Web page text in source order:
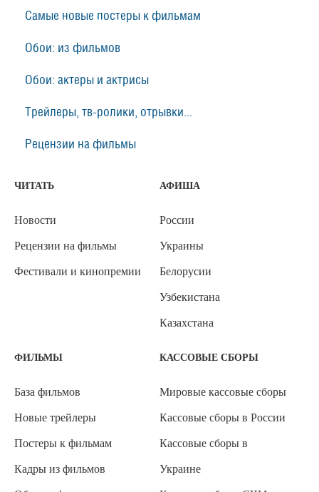
Самые новые постеры к фильмам
Обои: из фильмов
Обои: актеры и актрисы
Трейлеры, тв-ролики, отрывки...
Рецензии на фильмы
ЧИТАТЬ
Новости
Рецензии на фильмы
Фестивали и кинопремии
АФИША
России
Украины
Белорусии
Узбекистана
Казахстана
ФИЛЬМЫ
База фильмов
Новые трейлеры
Постеры к фильмам
Кадры из фильмов
КАССОВЫЕ СБОРЫ
Мировые кассовые сборы
Кассовые сборы в России
Кассовые сборы в
Украине